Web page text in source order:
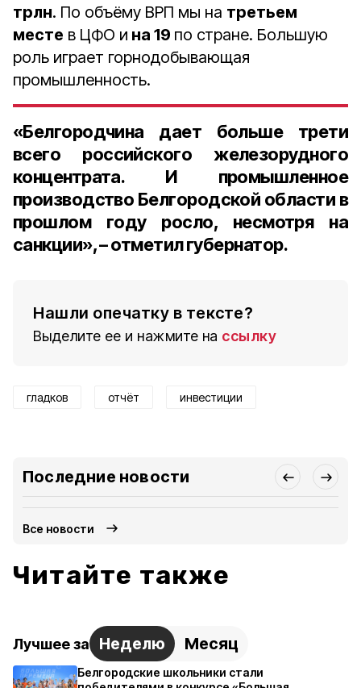
трлн. По объёму ВРП мы на третьем
месте в ЦФО и на 19 по стране. Большую
роль играет горнодобывающая
промышленность.
«Белгородчина дает больше трети
всего российского железорудного
концентрата. И промышленное
производство Белгородской области в
прошлом году росло, несмотря на
санкции», – отметил губернатор.
Нашли опечатку в тексте?
Выделите ее и нажмите на ссылку
гладков отчёт инвестиции
Последние новости
Все новости
Читайте также
Лучшее за Неделю Месяц
Белгородские школьники стали